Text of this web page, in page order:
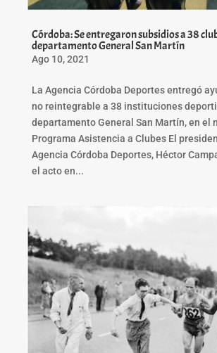
Córdoba: Se entregaron subsidios a 38
departamento General San Martín
Ago 10, 2021
La Agencia Córdoba Deportes entregó
no reintegrable a 38 instituciones
departamento General San Martín, en el
Programa Asistencia a Clubes El
Agencia Córdoba Deportes, Héctor
el acto en...